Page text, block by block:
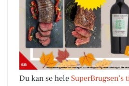
Du kan se hele